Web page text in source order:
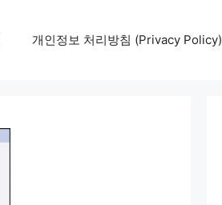
개인정보 처리방침 (Privacy Policy)